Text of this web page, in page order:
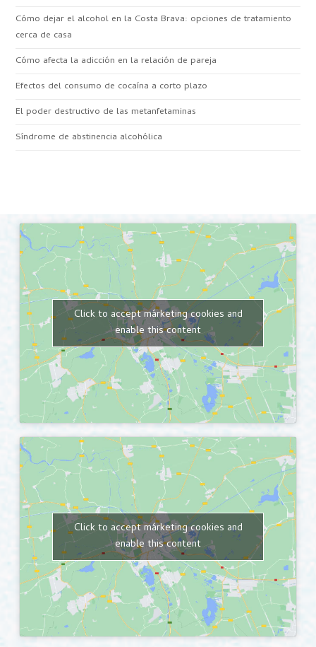
Cómo dejar el alcohol en la Costa Brava: opciones de tratamiento
cerca de casa
Cómo afecta la adicción en la relación de pareja
Efectos del consumo de cocaína a corto plazo
El poder destructivo de las metanfetaminas
Síndrome de abstinencia alcohólica
Click to accept márketing cookies and
enable this content
Click to accept márketing cookies and
enable this content